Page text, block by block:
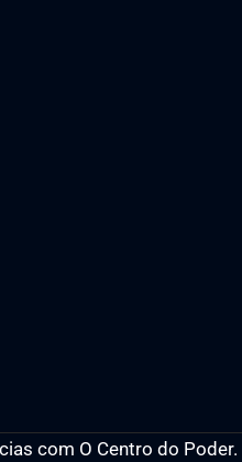
com O Centro do Poder.